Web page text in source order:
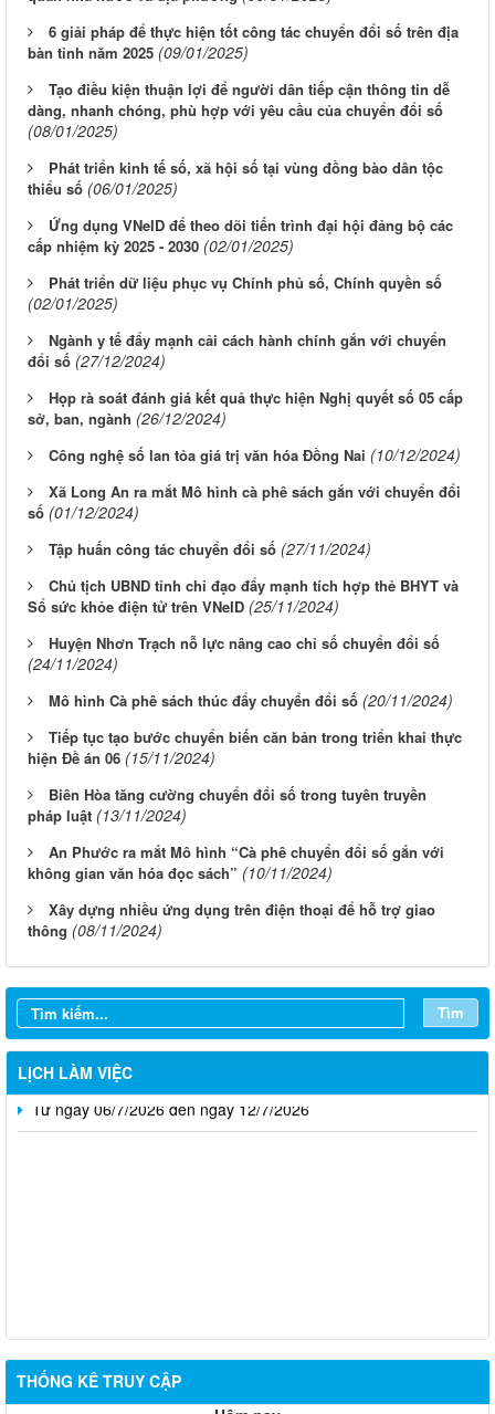
6 giải pháp để thực hiện tốt công tác chuyển đổi số trên địa
bàn tỉnh năm 2025 (09/01/2025)
Tạo điều kiện thuận lợi để người dân tiếp cận thông tin dễ
dàng, nhanh chóng, phù hợp với yêu cầu của chuyển đổi số
(08/01/2025)
Phát triển kinh tế số, xã hội số tại vùng đồng bào dân tộc
thiểu số (06/01/2025)
Ứng dụng VNeID để theo dõi tiến trình đại hội đảng bộ các
cấp nhiệm kỳ 2025 - 2030 (02/01/2025)
Phát triển dữ liệu phục vụ Chính phủ số, Chính quyền số
(02/01/2025)
Ngành y tế đẩy mạnh cải cách hành chính gắn với chuyển
đổi số (27/12/2024)
Họp rà soát đánh giá kết quả thực hiện Nghị quyết số 05 cấp
sở, ban, ngành (26/12/2024)
Công nghệ số lan tỏa giá trị văn hóa Đồng Nai (10/12/2024)
Xã Long An ra mắt Mô hình cà phê sách gắn với chuyển đổi
số (01/12/2024)
Tập huấn công tác chuyển đổi số (27/11/2024)
Chủ tịch UBND tỉnh chỉ đạo đẩy mạnh tích hợp thẻ BHYT và
Sổ sức khỏe điện tử trên VNeID (25/11/2024)
Huyện Nhơn Trạch nỗ lực nâng cao chỉ số chuyển đổi số
(24/11/2024)
Mô hình Cà phê sách thúc đẩy chuyển đổi số (20/11/2024)
Tiếp tục tạo bước chuyển biến căn bản trong triển khai thực
hiện Đề án 06 (15/11/2024)
Biên Hòa tăng cường chuyển đổi số trong tuyên truyền
pháp luật (13/11/2024)
An Phước ra mắt Mô hình “Cà phê chuyển đổi số gắn với
không gian văn hóa đọc sách” (10/11/2024)
Xây dựng nhiều ứng dụng trên điện thoại để hỗ trợ giao
thông (08/11/2024)
Tìm
LỊCH LÀM VIỆC
Từ ngày 03/8/2026 đến ngày 09/8/2026
Từ ngày 20/7/2026 đến ngày 26/7/2026
Từ ngày 13/7/2026 đến ngày 18/7/2026
Từ ngày 06/7/2026 đến ngày 12/7/2026
THỐNG KÊ TRUY CẬP
Thông báo về việc tuyển dụng viên chức năm 2026
Thông báo tuyển chọn tổ chức và cá nhân chủ trì thực hiện